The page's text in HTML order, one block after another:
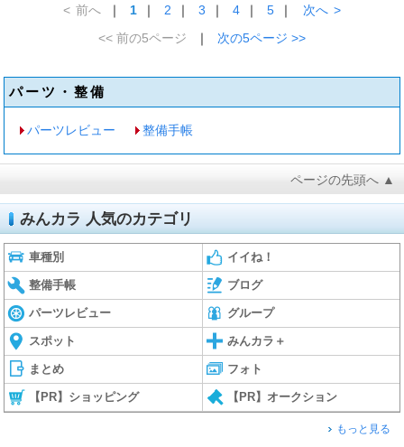
< 前へ ｜ 1 ｜ 2 ｜ 3 ｜ 4 ｜ 5 ｜ 次へ >
<< 前の5ページ
｜ 次の5ページ >>
パーツ・整備
パーツレビュー 整備手帳
ページの先頭へ ▲
みんカラ 人気のカテゴリ
車種別 イイね！
整備手帳 ブログ
パーツレビュー グループ
スポット みんカラ＋
まとめ フォト
【PR】ショッピング 【PR】オークション
もっと見る